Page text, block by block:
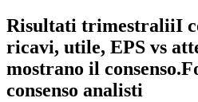
Risultati trimestraliiI
ricavi, utile, EPS vs
mostrano il consenso.
consenso analisti